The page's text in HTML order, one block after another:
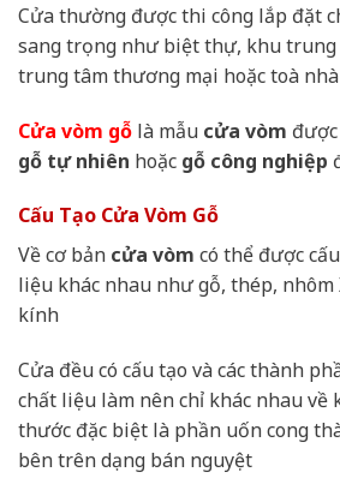
Cửa thường được thi công lắp đặt
sang trọng như biệt thự, khu trung
trung tâm thương mại hoặc toà nhà
Cửa vòm gỗ là mẫu cửa vòm
gỗ tự nhiên hoặc gỗ công nghiệp
Cấu Tạo Cửa Vòm Gỗ
Về cơ bản cửa vòm có thể được
liệu khác nhau như gỗ, thép, nhôm
kính
Cửa đều có cấu tạo và các thành
chất liệu làm nên chỉ khác nhau về
thước đặc biệt là phần uốn cong
bên trên dạng bán nguyệt